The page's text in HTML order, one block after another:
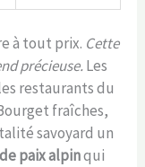
à tout prix. Cette
précieuse.Les
restaurants du
fraîches,
savoyard un
paix alpinqui